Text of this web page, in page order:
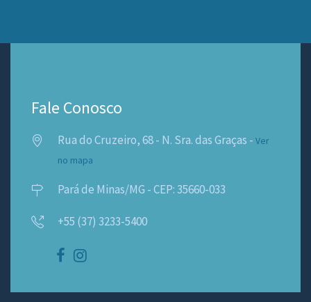
Fale Conosco
Rua do Cruzeiro, 68 - N. Sra. das Graças - Ver
no mapa
Pará de Minas/MG - CEP: 35660-033
+55 (37) 3233-5400